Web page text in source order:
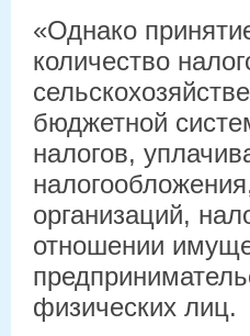
«Однако
количество
бюджетной
налогов,
организаций,
отношении
физических лиц.